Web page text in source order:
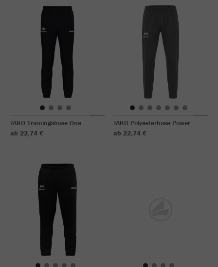
JAKO Trainingshose One
ab 22,74 €
JAKO Polyesterhose Power
ab 22,74 €